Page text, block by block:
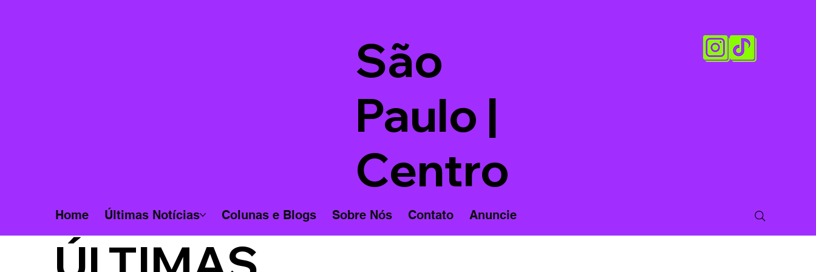
São
Paulo |
Centro
Home Últimas Notícias Colunas e Blogs Sobre Nós Contato Anuncie